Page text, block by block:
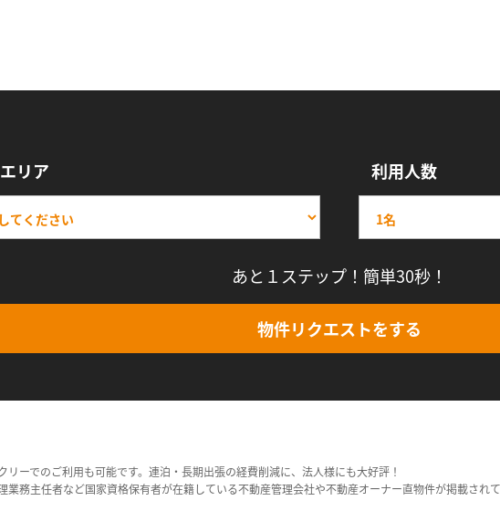
リア 利用人数
あと１ステップ！簡単30秒！
物件リクエストをする
ーでのご利用も可能です。連泊・長期出張の経費削減に、法人様にも大好評！
務主任者など国家資格保有者が在籍している不動産管理会社や不動産オーナー直物件が掲載され